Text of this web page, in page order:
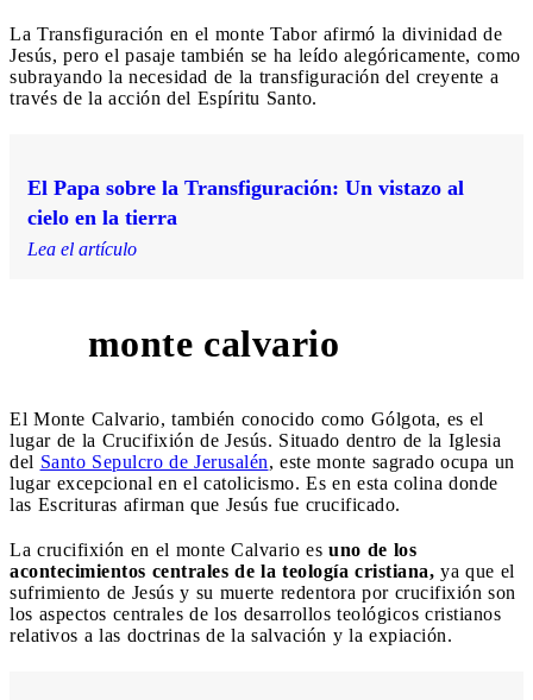
La Transfiguración en el monte Tabor afirmó la divinidad de
Jesús, pero el pasaje también se ha leído alegóricamente, como
subrayando la necesidad de la transfiguración del creyente a
través de la acción del Espíritu Santo.
El Papa sobre la Transfiguración: Un vistazo al
cielo en la tierra
Lea el artículo
monte calvario
El Monte Calvario, también conocido como Gólgota, es el
lugar de la Crucifixión de Jesús. Situado dentro de la Iglesia
del Santo Sepulcro de Jerusalén, este monte sagrado ocupa un
lugar excepcional en el catolicismo. Es en esta colina donde
las Escrituras afirman que Jesús fue crucificado.
La crucifixión en el monte Calvario es uno de los
acontecimientos centrales de la teología cristiana, ya que el
sufrimiento de Jesús y su muerte redentora por crucifixión son
los aspectos centrales de los desarrollos teológicos cristianos
relativos a las doctrinas de la salvación y la expiación.